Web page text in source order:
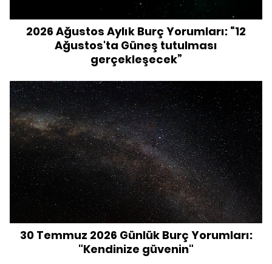
2026 Ağustos Aylık Burç Yorumları: “12
Ağustos'ta Güneş tutulması
gerçekleşecek”
30 Temmuz 2026 Günlük Burç Yorumları:
"Kendinize güvenin"